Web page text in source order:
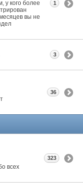
у кого более
вы не
1
3
36
всех
323